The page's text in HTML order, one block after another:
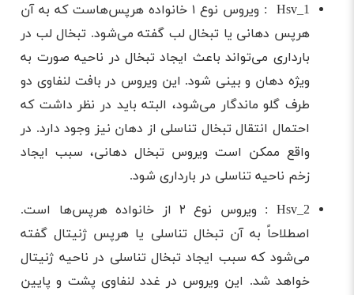
Hsv_1 : ویروس نوع ۱ خانواده هرپس‌هاست که به آن
هرپس دهانی یا تبخال لب گفته می‌شود. تبخال لب در
بارداری می‌تواند باعث ایجاد تبخال در ناحیه صورت به
ویژه دهان و بینی شود. این ویروس در بافت لنفاوی دو
طرف گلو ماندگار می‌شود، البته باید در نظر داشت که
احتمال انتقال تبخال تناسلی از دهان نیز وجود دارد. در
واقع ممکن است ویروس تبخال دهانی، سبب ایجاد
زخم ناحیه تناسلی در بارداری شود.
Hsv_2 : ویروس نوع ۲ از خانواده هرپس‌ها است.
اصطلاحاً به آن تبخال تناسلی یا هرپس ژنیتال گفته
می‌شود که سبب ایجاد تبخال تناسلی در ناحیه ژنیتال
خواهد شد. این ویروس در غدد لنفاوی پشت و پایین